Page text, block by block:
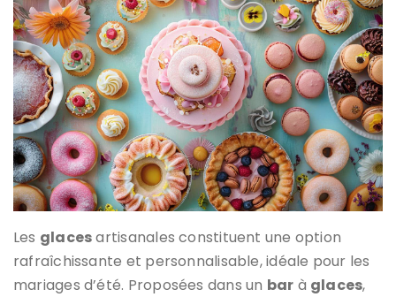
Les glacesartisanales constituent une option
rafraîchissante et personnalisable, idéale pour les
mariages d’été. Proposées dans un bar à glaces,